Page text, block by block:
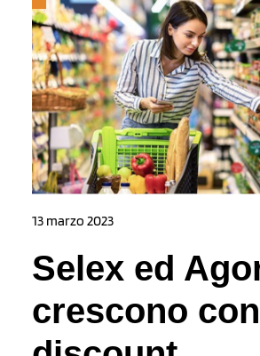
13 marzo 2023
Selex ed
crescono